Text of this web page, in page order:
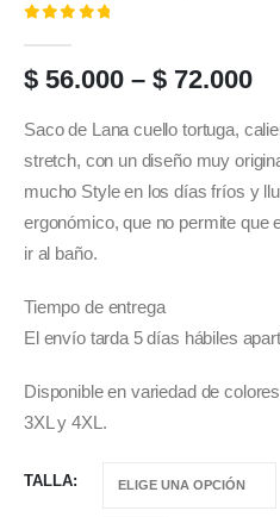
$ 56.000 – $ 72.000
$
$
Saco de Lana cuello tortuga,
stretch, con un diseño muy
mucho Style en los días fríos y
ergonómico, que no permite que
ir al baño.
Tiempo de entrega
El envío tarda 5 días hábiles
Disponible en variedad de
3XL y 4XL.
TALLA